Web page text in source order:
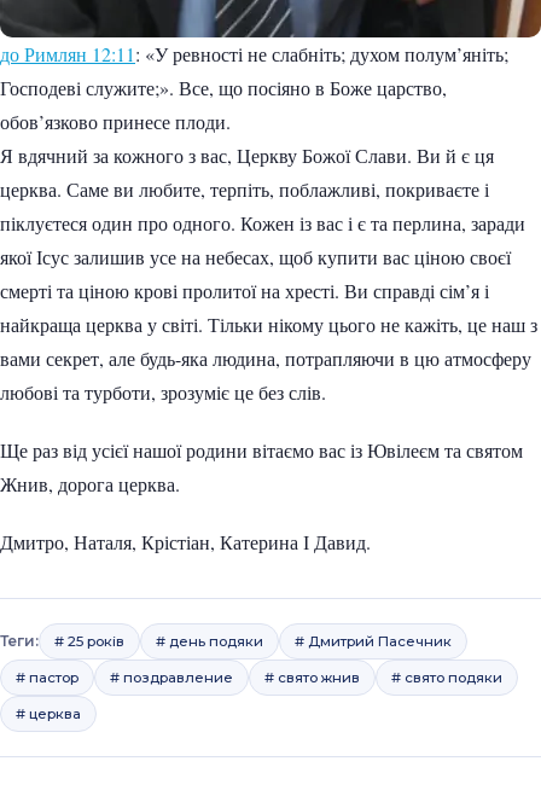
до Римлян 12:11: «У ревності не слабніть; духом полум’яніть;
Господеві служите;». Все, що посіяно в Боже царство,
обов’язково принесе плоди.
Я вдячний за кожного з вас, Церкву Божої Слави. Ви й є ця
церква. Саме ви любите, терпіть, поблажливі, покриваєте і
піклуєтеся один про одного. Кожен із вас і є та перлина, заради
якої Ісус залишив усе на небесах, щоб купити вас ціною своєї
смерті та ціною крові пролитої на хресті. Ви справді сім’я і
найкраща церква у світі. Тільки нікому цього не кажіть, це наш з
вами секрет, але будь-яка людина, потрапляючи в цю атмосферу
любові та турботи, зрозуміє це без слів.
Ще раз від усієї нашої родини вітаємо вас із Ювілеєм та святом
Жнив, дорога церква.
Дмитро, Наталя, Крістіан, Катерина І Давид.
Теги: # 25 років # день подяки # Дмитрий Пасечник
# пастор # поздравление # свято жнив # свято подяки
# церква